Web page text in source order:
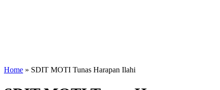
Home » SDIT MOTI Tunas Harapan Ilahi